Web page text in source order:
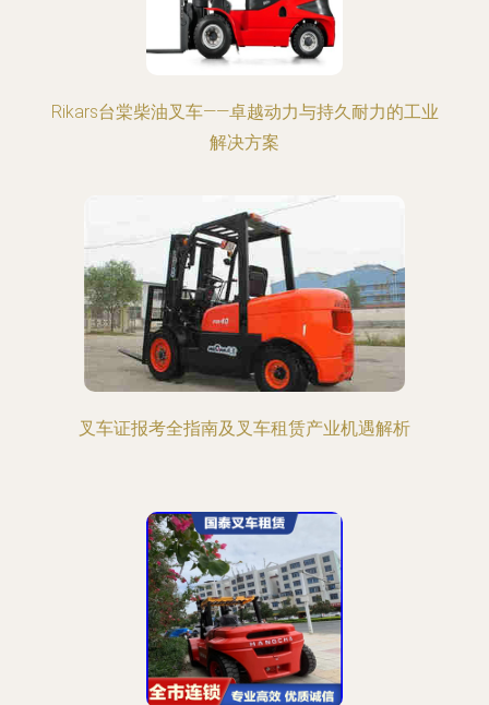
Rikars台棠柴油叉车——卓越动力与持久耐力的工业
解决方案
叉车证报考全指南及叉车租赁产业机遇解析